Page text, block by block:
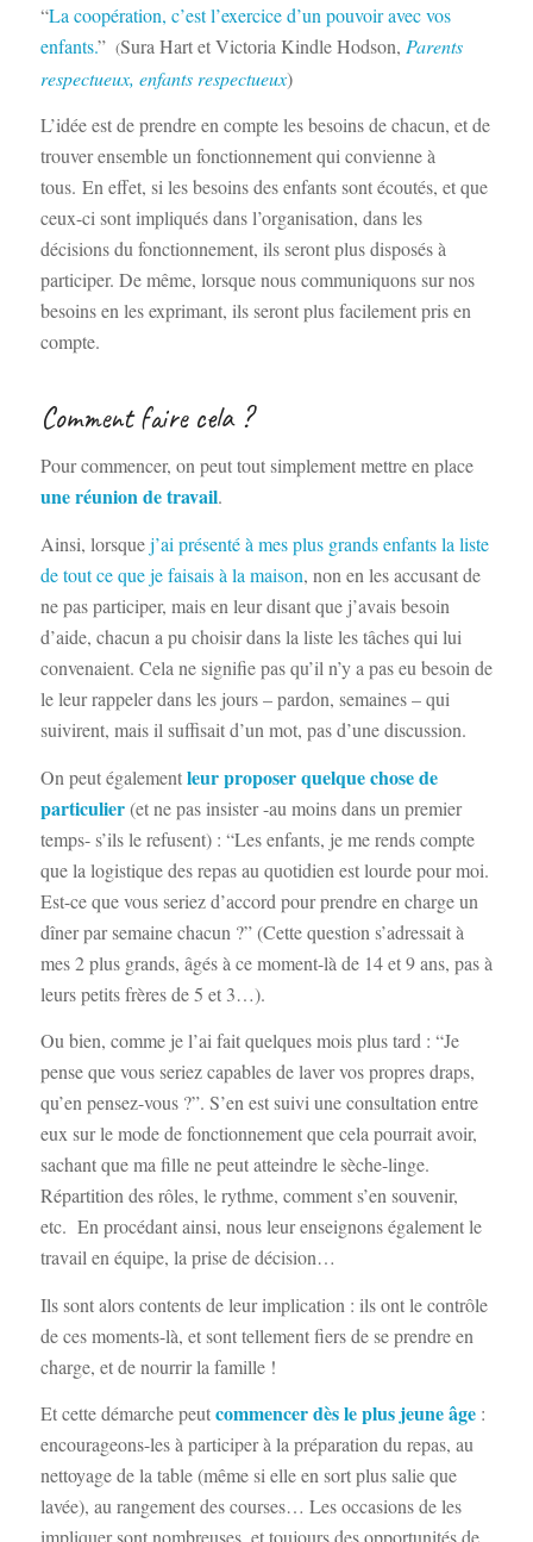
“La coopération, c’est l’exercice d’un pouvoir avec vos
enfants.” (Sura Hart et Victoria Kindle Hodson, Parents
respectueux, enfants respectueux)
L’idée est de prendre en compte les besoins de chacun, et de
trouver ensemble un fonctionnement qui convienne à
tous. En effet, si les besoins des enfants sont écoutés, et que
ceux-ci sont impliqués dans l’organisation, dans les
décisions du fonctionnement, ils seront plus disposés à
participer. De même, lorsque nous communiquons sur nos
besoins en les exprimant, ils seront plus facilement pris en
compte.
Comment faire cela ?
Pour commencer, on peut tout simplement mettre en place
uneréunion de travail.
Ainsi, lorsquej’ai présenté à mes plus grands enfants la liste
de tout ce que je faisais à la maison, non en les accusant de
ne pas participer, mais en leur disant que j’avais besoin
d’aide, chacun a pu choisir dans la liste les tâches qui lui
convenaient. Cela ne signifie pas qu’il n’y a pas eu besoin de
le leur rappeler dans les jours – pardon, semaines – qui
suivirent, mais il suffisait d’un mot, pas d’une discussion.
On peut égalementleur proposer quelque chose de
particulier(et ne pas insister -au moins dans un premier
temps- s’ils le refusent) : “Les enfants, je me rends compte
que la logistique des repas au quotidien est lourde pour moi.
Est-ce que vous seriez d’accord pour prendre en charge un
dîner par semaine chacun ?” (Cette question s’adressait à
mes 2 plus grands, âgés à ce moment-là de 14 et 9 ans, pas à
leurs petits frères de 5 et 3…).
Ou bien, comme je l’ai fait quelques mois plus tard : “Je
pense que vous seriez capables de laver vos propres draps,
qu’en pensez-vous ?”. S’en est suivi une consultation entre
eux sur le mode de fonctionnement que cela pourrait avoir,
sachant que ma fille ne peut atteindre le sèche-linge.
Répartition des rôles, le rythme, comment s’en souvenir,
etc. En procédant ainsi, nous leur enseignons également le
travail en équipe, la prise de décision…
Ils sont alors contents de leur implication : ils ont le contrôle
de ces moments-là, et sont tellement fiers de se prendre en
charge, et de nourrir la famille !
Et cette démarche peutcommencer dès le plus jeune âge:
encourageons-les à participer à la préparation du repas, au
nettoyage de la table (même si elle en sort plus salie que
lavée), au rangement des courses… Les occasions de les